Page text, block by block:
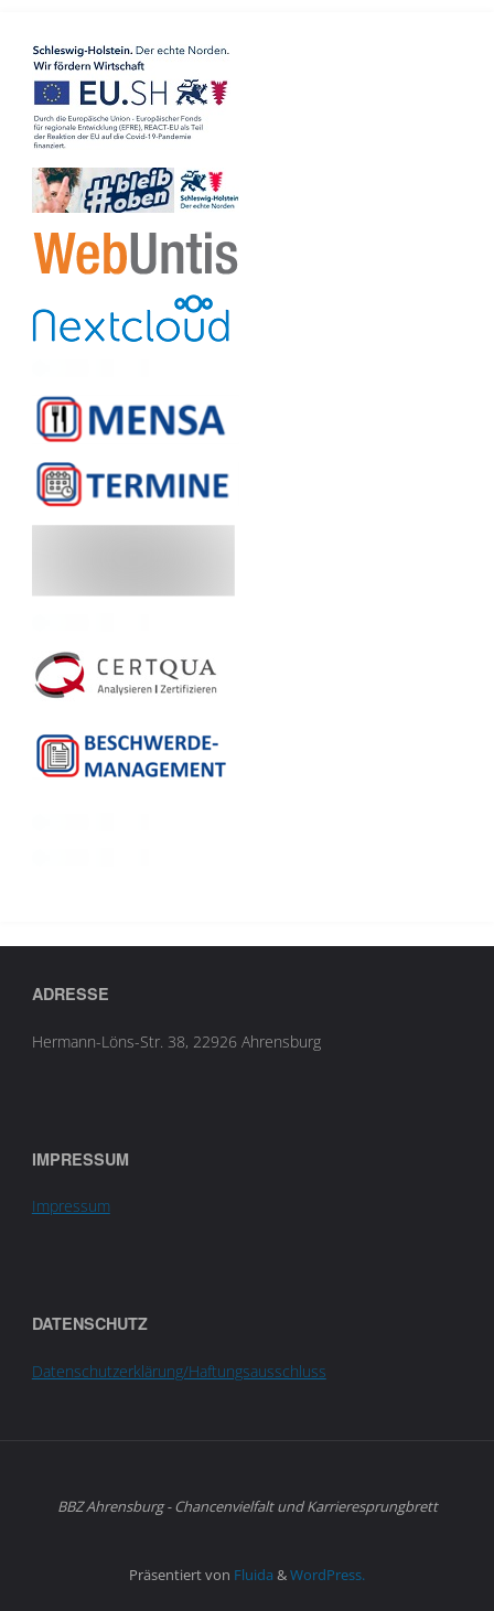
ADRESSE
Hermann-Löns-Str. 38, 22926 Ahrensburg
IMPRESSUM
Impressum
DATENSCHUTZ
Datenschutzerklärung/Haftungsausschluss
BBZ Ahrensburg - Chancenvielfalt und Karrieresprungbrett
Präsentiert von Fluida &WordPress.